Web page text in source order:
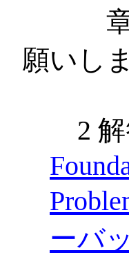
章末
願いし
2
ーバ